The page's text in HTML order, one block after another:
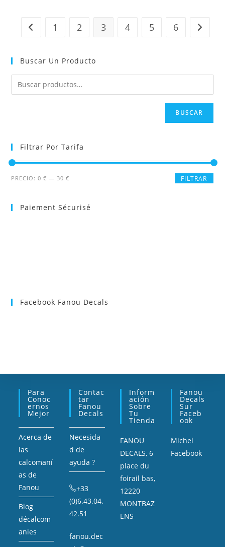
1 2 3 4 5 6
Buscar Un Producto
BUSCAR
Filtrar Por Tarifa
Precio
Precio
FILTRAR
PRECIO:0 € — 30 €
Paiement Sécurisé
Facebook Fanou Decals
Para
Conoc
Ernos
Mejor
Acerca de
las
calcomaní
as de
Fanou
Blog
décalcom
anies
Contac
Tar
Fanou
Decals
Necesida
d de
ayuda ?
+33
(0)6.43.04.
42.51
fanou.dec
Inform
Ación
Sobre
Tu
Tienda
FANOU
DECALS, 6
place du
foirail bas,
12220
MONTBAZ
ENS
Fanou
Decals
Sur
Faceb
Ook
Michel
Facebook